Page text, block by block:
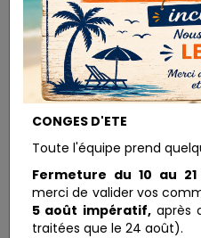
CONGES D'ETE
Toute l'équipe prend
Fermeture du 10 au
merci de valider vos
5 août impératif,après
traitées que le 24 août).